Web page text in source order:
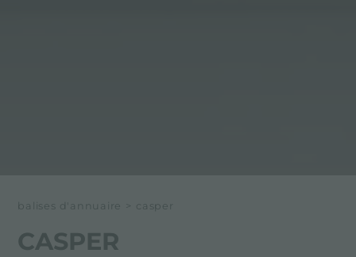
balises d'annuaire > casper
CASPER